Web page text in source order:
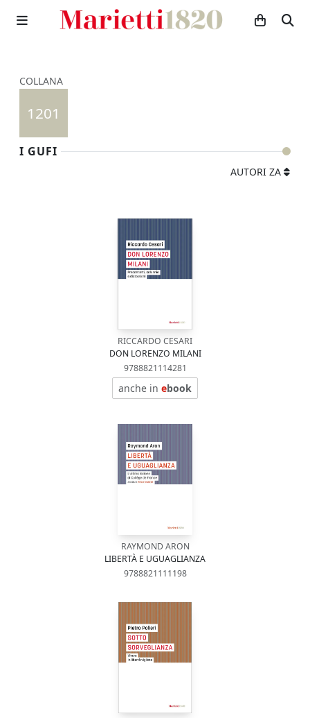
COLLANA
1201
I GUFI
AUTORI ZA
RICCARDO CESARI
DON LORENZO MILANI
9788821114281
anche in ebook
RAYMOND ARON
LIBERTÀ E UGUAGLIANZA
9788821111198